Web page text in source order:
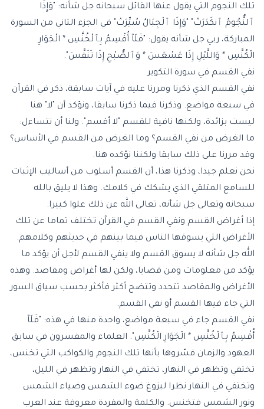
تلك النجوم التي يقول عنها القائل سبحانه جل شأنه: "وَإِذَا
ٱلنُّجُومُ ٱنكَدَرَتْ" "وَإِذَا ٱلْجِبَالُ سُيِّرَتْ" في الجزء الثاني من السورة
المباركة، ربي جل شأنه يقول: "فَلَآ أُقْسِمُ بِٱلْخُنَّسِ * الْجَوَارِ
الْكُنَّسِ * وَاللَّيْلِ إِذَا عَسْعَسَ * وَٱلصُّبْحِ إِذَا تَنَفَّسَ".
نفي القسم في سورة التكوير
نفي القسم الذي ذكرنا ومررنا عليه في آيات سابقة، ذكر في القرآن
في سبعة مواضع. وذكرنا فيما ذكرنا سابقا، ونؤكد أن "لا" هنا
ليست بزائدة، ولكنها نافية للقسم "لا أقسم". ولنا أن نتساءل:
ما الغرض من نفي القسم؟ وما الغرض من القسم في الأساس؟
وقد مررنا على ذلك سابقا ولكننا نؤكده هنا.
نحن نعلم جيدا، وذكرنا هذا، أن القسم أسلوب من أساليب الإثبات
للسامع المتلقي الذي يشكك في كلامك. وهذا لا يليق بالله
سبحانه وتعالى جل شأنه، تعالى الله عن ذلك علوا كبيرا.
إذا أغراض القسم ونفي القسم في القرآن تختلف تماما عن تلك
الأغراض التي يسوقها الناس فيما بينهم في حديثهم وكلامهم.
الله جل شأنه لا يسوق القسم ولا ينفي القسم لأجل أن يؤكد ما
يؤكد من معلومات ومن قضايا، ولكن لها أغراض ومقاصد. وهذه
الأغراض والمقاصد تتحدد وتتضح أكثر فأكثر بحسب سياق السور
التي جاء فيها القسم أو نفي القسم.
نفي القسم جاء في سبعة مواضع، واحدة منها في هذه: "فَلَآ
أُقْسِمُ بِٱلْخُنَّسِ * الْجَوَارِ الْكُنَّسِ". العلماء والمفسرون في سابق
العهود والزمان فسّروها بأنها تلك النجوم والكواكب التي تخنس،
تختفي وتظهر في النهار، تختفي في النهار وتظهر في الليل،
وتختفي في النهار نظرا لبزوغ ضوء الشمس وضياء الشمس
ونور الشمس فتخنس. والكلمة والمفردة معروفة عند العرب